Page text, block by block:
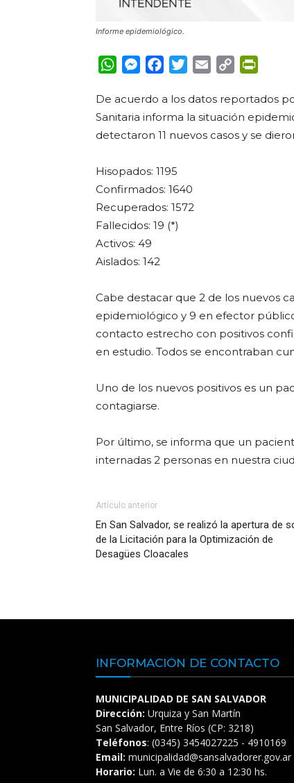
Informe epidemiológico.
WhatsApp
Messenger
FacebookTwitterEmail Copy
De acuerdo a los datos reportados
Sanitaria informa la situación
detectaron 11 nuevos casos y se
Hisopados: 1195
Confirmados: 1640
Recuperados: 1572
Fallecidos: 19 (*)
Activos: 49
Aislados: 142
Cabe destacar que 2 de los nuevos
epidemiológico y 9 en efector
contacto estrecho con positivos
en estudio. Todos se encontraban
Uno de los nuevos positivos es un
contagiarse.
Por último, se informa que un
internadas 2 personas en nuestra
Artículo anterior
En San Salvador, se realizó la apertura de
de la Licitación para la Optimización de
Desagües Cloacales
INFORMACIÓN DE CONTACTO
MUNICIPALIDAD DE SAN SALVADOR
Dirección: Urquiza y San Martín
San Salvador, Entre Ríos (CP: 3218)
Teléfonos: (0345) 3454027225 - 4910169
Email: municipalidad@sansalvadorer.gov.ar
Horario: Lun. a Vie de 6:30 a 12:30 hs.